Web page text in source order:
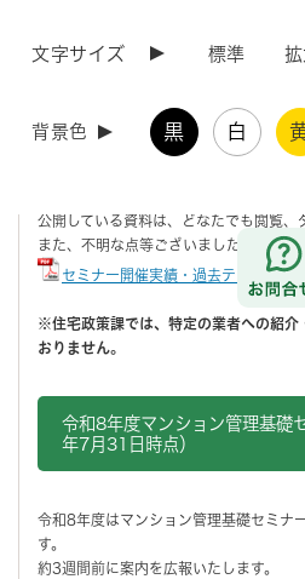
文字サイズ 標準 拡
背景色 黒 白
お
さいたま市では、埼玉県マンション居住
公開している資料は、どなたでも閲覧、
また、不明な点等ございましたら下記の
セミナー開催実績・過去テーマ（
※住宅政策課では、特定の業者への紹介
おりません。
令和8年度マンション管理基礎
年7月31日時点）
令和8年度はマンション管理基礎セミナ
す。
約3週間前に案内を広報いたします。